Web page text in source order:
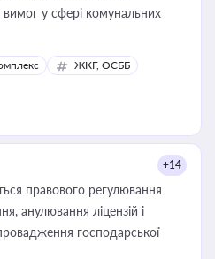
у сфері комунальних
ЖКГ, ОСББ
+14
правового регулювання
анулювання ліцензій і
господарської